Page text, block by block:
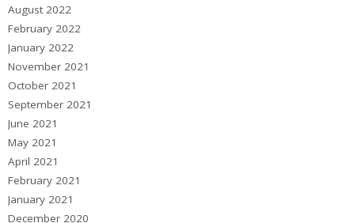
August 2022
February 2022
January 2022
November 2021
October 2021
September 2021
June 2021
May 2021
April 2021
February 2021
January 2021
December 2020